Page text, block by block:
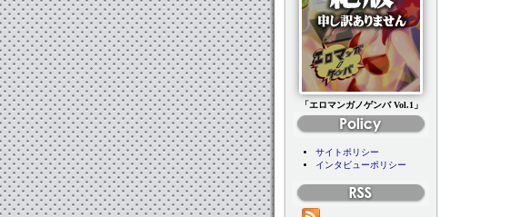
「エロマンガノゲンバ Vol.1」
サイトポリシー
インタビューポリシー